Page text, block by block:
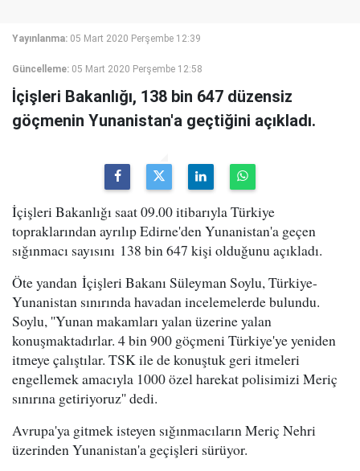
Yayınlanma: 05 Mart 2020 Perşembe 12:39
Güncelleme: 05 Mart 2020 Perşembe 12:58
İçişleri Bakanlığı, 138 bin 647 düzensiz
göçmenin Yunanistan'a geçtiğini açıkladı.
İçişleri Bakanlığı saat 09.00 itibarıyla Türkiye
topraklarından ayrılıp Edirne'den Yunanistan'a geçen
sığınmacı sayısını 138 bin 647 kişi olduğunu açıkladı.
Öte yandan İçişleri Bakanı Süleyman Soylu, Türkiye-
Yunanistan sınırında havadan incelemelerde bulundu.
Soylu, ''Yunan makamları yalan üzerine yalan
konuşmaktadırlar. 4 bin 900 göçmeni Türkiye'ye yeniden
itmeye çalıştılar. TSK ile de konuştuk geri itmeleri
engellemek amacıyla 1000 özel harekat polisimizi Meriç
sınırına getiriyoruz'' dedi.
Avrupa'ya gitmek isteyen sığınmacıların Meriç Nehri
üzerinden Yunanistan'a geçişleri sürüyor.